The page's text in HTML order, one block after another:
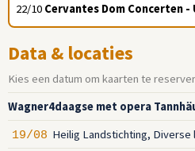
22/10 Cervantes Dom Concerten
Data & locaties
Kies een datum om kaarten te
Wagner4daagse met opera
19/08 Heilig Landstichting, Diverse